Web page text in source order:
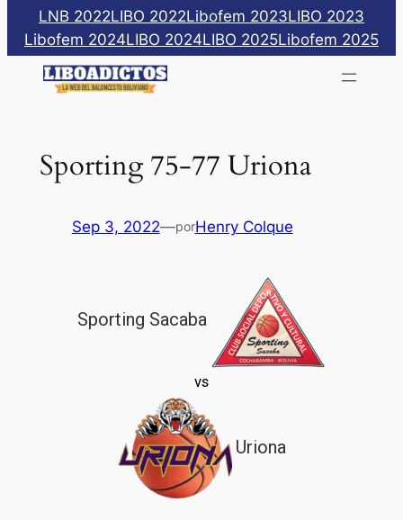
Saltar
contenido
LNB 2022LIBO 2022Libofem 2023LIBO 2023
Libofem 2024LIBO 2024LIBO 2025Libofem 2025
Sporting 75-77 Uriona
Sep 3, 2022—porHenry Colque
Sporting Sacaba
vs
Uriona